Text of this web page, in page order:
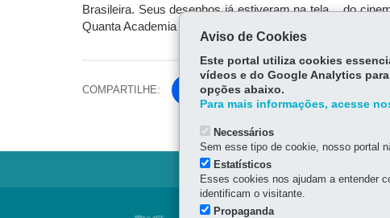
Brasileira. Seus desenhos já estiveram na tela do
Quanta Academia de Artes. Vive em Mogi das Cruzes (SP).
COMPARTILHE:
Fa
ce
bo
ok
itt
er
Aviso de Cookies
Este portal utiliza cookies
vídeos e do Google Analytics
opções abaixo.
Para mais informações, acesse
Necessários
Sem esse tipo de cookie, nosso portal
Estatísticos
Esses cookies nos ajudam a entender
identificam o visitante.
Propaganda